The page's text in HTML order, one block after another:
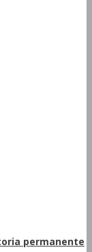
permanente